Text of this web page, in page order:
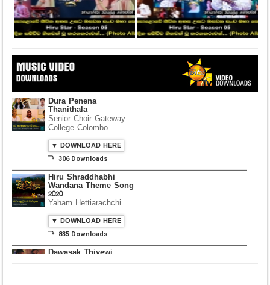
Dura Penena
Thanithala
Senior Choir Gateway
College Colombo
▼ DOWNLOAD HERE
⤵ 306 Downloads
Hiru Shraddhabhi
Wandana Theme Song
2020
Yaham Hettiarachchi
▼ DOWNLOAD HERE
⤵ 835 Downloads
Dawasak Thiyewi